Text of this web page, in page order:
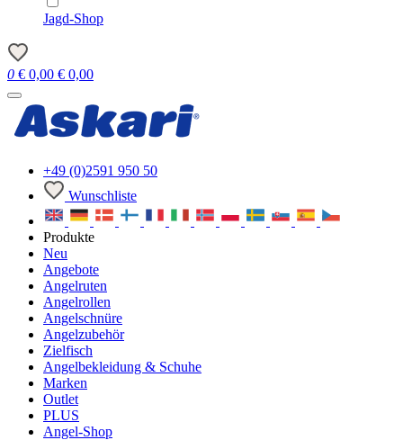
Jagd-Shop
0 € 0,00 € 0,00
+49 (0)2591 950 50
Wunschliste
Produkte
Neu
Angebote
Angelruten
Angelrollen
Angelschnüre
Angelzubehör
Zielfisch
Angelbekleidung & Schuhe
Marken
Outlet
PLUS
Angel-Shop